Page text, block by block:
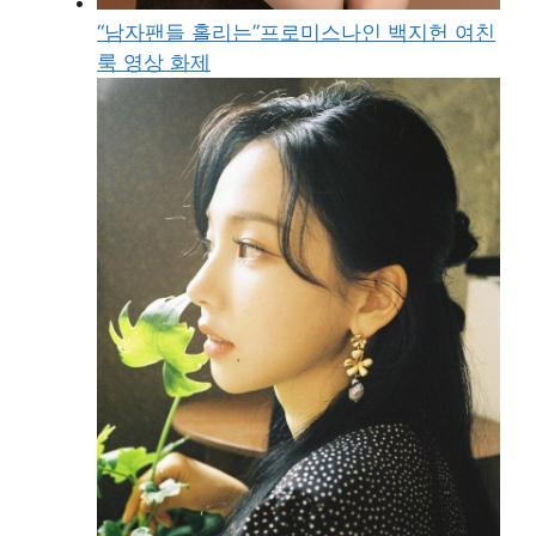
“남자팬들 홀리는”프로미스나인 백지헌 여친
룩 영상 화제